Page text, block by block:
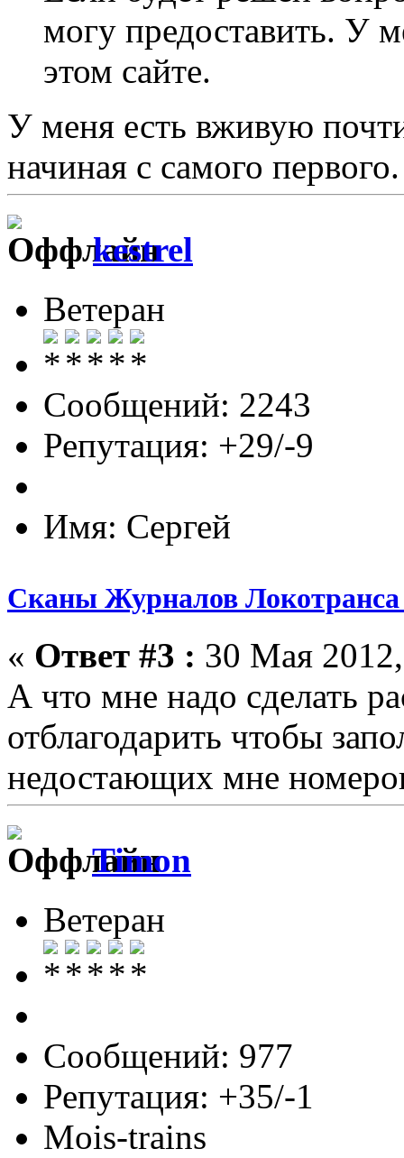
могу предоставить. У
этом сайте.
У меня есть вживую
начиная с самого первого.
kestrel
Ветеран
Сообщений: 2243
Репутация: +29/-9
Имя: Сергей
Сканы Журналов Локотранса
« Ответ #3 : 30 Мая
А что мне надо сделать
отблагодарить чтобы
недостающих мне
Timon
Ветеран
Сообщений: 977
Репутация: +35/-1
Mois-trains